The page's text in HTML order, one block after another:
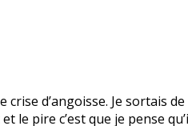
d’angoisse. Je sortais
le pire c’est que je pense